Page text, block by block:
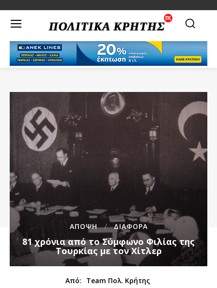
ΑΠΟΨΗ ΔΙΑΦΟΡΑ
81 χρόνια από το Σύμφωνο Φιλίας της
Τουρκίας με τον Χίτλερ
Από:
Team Πολ. Κρήτης